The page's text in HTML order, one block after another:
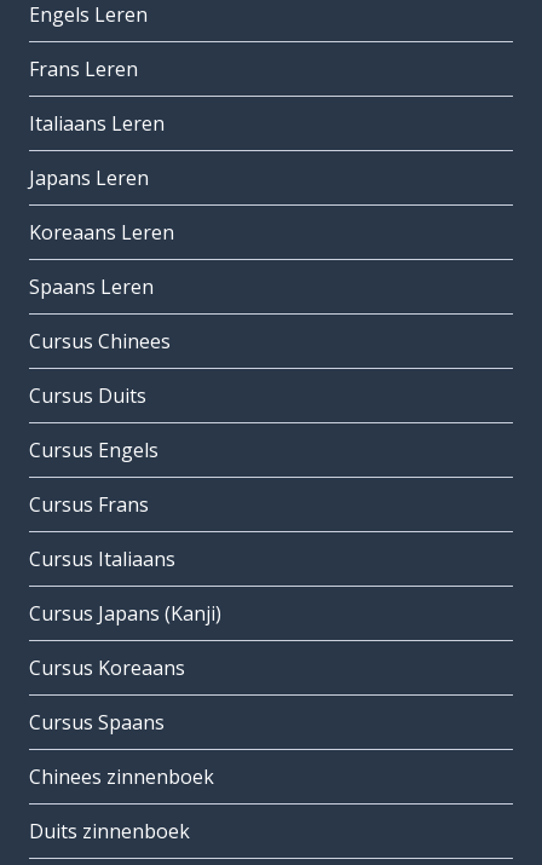
Engels Leren
Frans Leren
Italiaans Leren
Japans Leren
Koreaans Leren
Spaans Leren
Cursus Chinees
Cursus Duits
Cursus Engels
Cursus Frans
Cursus Italiaans
Cursus Japans (Kanji)
Cursus Koreaans
Cursus Spaans
Chinees zinnenboek
Duits zinnenboek